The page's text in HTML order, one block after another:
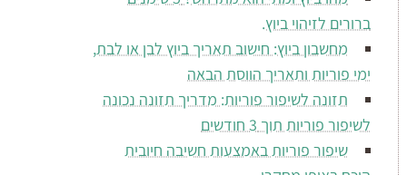
ברורים לזיהוי ביוץ.
מחשבון ביוץ: חישוב תאריך ביוץ לבן או לבת,
ימי פוריות ותאריך הווסת הבאה
תזונה לשיפור פוריות: מדריך תזונה נכונה
לשיפור פוריות תוך 3 חודשים
שיפור פוריות באמצעות חשיבה חיובית